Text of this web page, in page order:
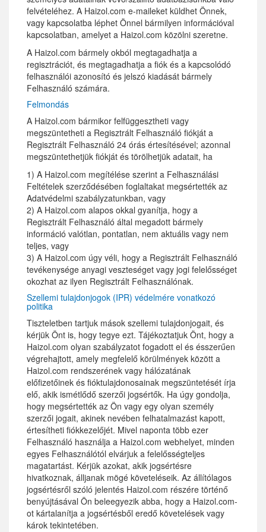
felvételéhez. A Haizol.com e-maileket küldhet Önnek,
vagy kapcsolatba léphet Önnel bármilyen információval
kapcsolatban, amelyet a Haizol.com közölni szeretne.
A Haizol.com bármely okból megtagadhatja a
regisztrációt, és megtagadhatja a fiók és a kapcsolódó
felhasználói azonosító és jelszó kiadását bármely
Felhasználó számára.
Felmondás
A Haizol.com bármikor felfüggesztheti vagy
megszüntetheti a Regisztrált Felhasználó fiókját a
Regisztrált Felhasználó 24 órás értesítésével; azonnal
megszüntethetjük fiókját és törölhetjük adatait, ha
1) A Haizol.com megítélése szerint a Felhasználási
Feltételek szerződésében foglaltakat megsértették az
Adatvédelmi szabályzatunkban, vagy
2) A Haizol.com alapos okkal gyanítja, hogy a
Regisztrált Felhasználó által megadott bármely
információ valótlan, pontatlan, nem aktuális vagy nem
teljes, vagy
3) A Haizol.com úgy véli, hogy a Regisztrált Felhasználó
tevékenysége anyagi veszteséget vagy jogi felelősséget
okozhat az ilyen Regisztrált Felhasználónak.
Szellemi tulajdonjogok (IPR) védelmére vonatkozó
politika
Tiszteletben tartjuk mások szellemi tulajdonjogait, és
kérjük Önt is, hogy tegye ezt. Tájékoztatjuk Önt, hogy a
Haizol.com olyan szabályzatot fogadott el és ésszerűen
végrehajtott, amely megfelelő körülmények között a
Haizol.com rendszerének vagy hálózatának
előfizetőinek és fióktulajdonosainak megszüntetését írja
elő, akik ismétlődő szerzői jogsértők. Ha úgy gondolja,
hogy megsértették az Ön vagy egy olyan személy
szerzői jogait, akinek nevében felhatalmazást kapott,
értesítheti fiókkezelőjét. Mivel naponta több ezer
Felhasználó használja a Haizol.com webhelyet, minden
egyes Felhasználótól elvárjuk a felelősségteljes
magatartást. Kérjük azokat, akik jogsértésre
hivatkoznak, álljanak mögé követeléseik. Az állítólagos
jogsértésről szóló jelentés Haizol.com részére történő
benyújtásával Ön beleegyezik abba, hogy a Haizol.com-
ot kártalanítja a jogsértésből eredő követelések vagy
károk tekintetében.